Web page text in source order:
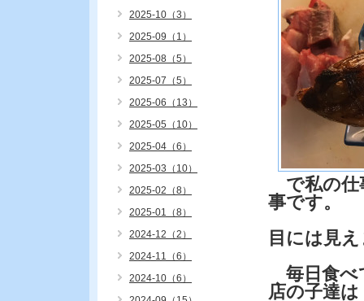
で私の仕
事です。
目には見
毎日食べ
店の子達は
2025-10（3）
2025-09（1）
2025-08（5）
2025-07（5）
2025-06（13）
2025-05（10）
2025-04（6）
2025-03（10）
2025-02（8）
2025-01（8）
2024-12（2）
2024-11（6）
2024-10（6）